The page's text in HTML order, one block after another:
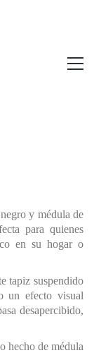
y médula de
para quienes
en su hogar o
tapiz suspendido
un efecto visual
desapercibido,
hecho de médula